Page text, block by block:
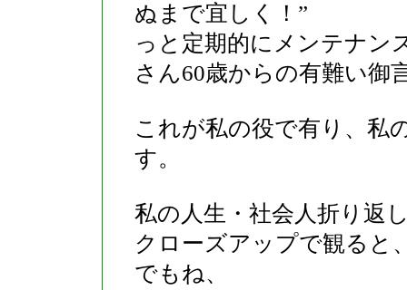
ぬまで宜しく！”
っと定期的にメンテナン
さん60歳からの有難い御
これが私の役で有り、私
す。
私の人生・社会人折り返
クローズアップで観ると
でもね、